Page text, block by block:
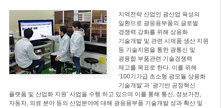
지역전략 산업인 광산업 육성의
일환으로 광응용부품의 글로벌
경쟁력 강화를 위해 상용화
기술개발 및 관련 시제품 생산 지원
등 기술지원을 통한 광통신 및
광융합 부품관련 기술경쟁력
제고를 목표로 한다. 이를 위해
‘100기가급 초소형 광모듈 상용화
기술개발’과 ‘광기반 공정혁신
플랫폼 및 산업화 지원’ 사업을 수행 하고 있으며 이를 통해 통신, 정보가전,
자동차, 의료 분야 등의 산업분야에 대해 광응용부품 기술개발 성과 확산 및